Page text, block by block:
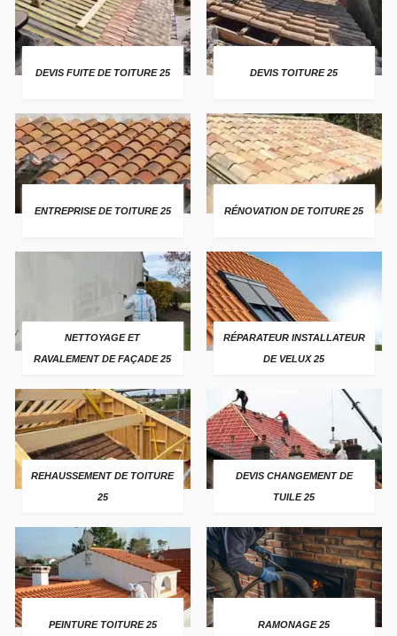
DEVIS FUITE DE TOITURE 25 DEVIS TOITURE 25
ENTREPRISE DE TOITURE 25 RÉNOVATION DE TOITURE 25
NETTOYAGE ET
RAVALEMENT DE FAÇADE 25
RÉPARATEUR INSTALLATEUR
DE VELUX 25
REHAUSSEMENT DE TOITURE
25
DEVIS CHANGEMENT DE
TUILE 25
PEINTURE TOITURE 25 RAMONAGE 25